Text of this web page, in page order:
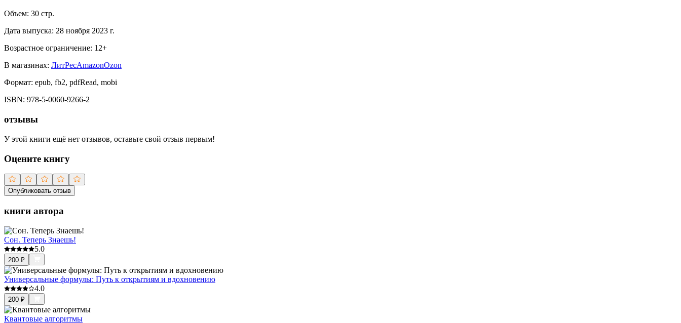
Объем: 30 стр.
Дата выпуска: 28 ноября 2023 г.
Возрастное ограничение: 12+
В магазинах: ЛитРесAmazonOzon
Формат: epub, fb2, pdfRead, mobi
ISBN: 978-5-0060-9266-2
отзывы
У этой книги ещё нет отзывов, оставьте свой отзыв первым!
Оцените книгу
Опубликовать отзыв
книги автора
Сон. Теперь Знаешь!
5.0
200 ₽
Универсальные формулы: Путь к открытиям и вдохновению
4.0
200 ₽
Квантовые алгоритмы